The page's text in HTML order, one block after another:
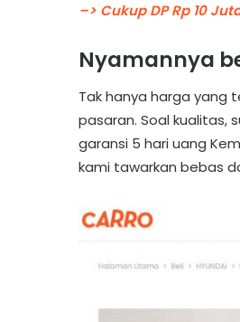
–> Cukup DP Rp 10
Nyamannya
Tak hanya harga yang
pasaran. Soal kualitas,
garansi 5 hari uang
kami tawarkan bebas